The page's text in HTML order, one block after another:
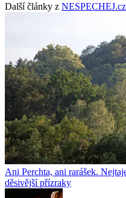
Další články z NESPECHEJ.cz
Ani Perchta, ani rarášek.
děsivější přízraky